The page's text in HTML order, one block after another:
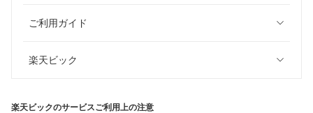
ご利用ガイド
楽天ビック
楽天ビックのサービスご利用上の注意